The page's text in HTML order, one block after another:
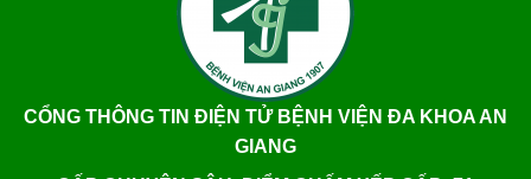
CỔNG THÔNG TIN ĐIỆN TỬ BỆNH VIỆN ĐA KHOA AN
GIANG